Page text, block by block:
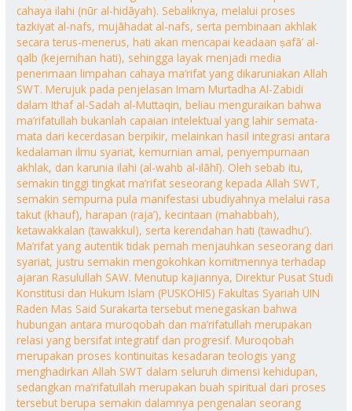
cahaya ilahi (nūr al-hidāyah). Sebaliknya, melalui proses
tazkiyat al-nafs, mujāhadat al-nafs, serta pembinaan akhlak
secara terus-menerus, hati akan mencapai keadaan ṣafā’ al-
qalb (kejernihan hati), sehingga layak menjadi media
penerimaan limpahan cahaya ma’rifat yang dikaruniakan Allah
SWT. Merujuk pada penjelasan Imam Murtadha Al-Zabidi
dalam Ithaf al-Sadah al-Muttaqin, beliau menguraikan bahwa
ma’rifatullah bukanlah capaian intelektual yang lahir semata-
mata dari kecerdasan berpikir, melainkan hasil integrasi antara
kedalaman ilmu syariat, kemurnian amal, penyempurnaan
akhlak, dan karunia ilahi (al-wahb al-ilāhī). Oleh sebab itu,
semakin tinggi tingkat ma’rifat seseorang kepada Allah SWT,
semakin sempurna pula manifestasi ubudiyahnya melalui rasa
takut (khauf), harapan (raja’), kecintaan (mahabbah),
ketawakkalan (tawakkul), serta kerendahan hati (tawadhu’).
Ma’rifat yang autentik tidak pernah menjauhkan seseorang dari
syariat, justru semakin mengokohkan komitmennya terhadap
ajaran Rasulullah SAW. Menutup kajiannya, Direktur Pusat Studi
Konstitusi dan Hukum Islam (PUSKOHIS) Fakultas Syariah UIN
Raden Mas Said Surakarta tersebut menegaskan bahwa
hubungan antara muroqobah dan ma’rifatullah merupakan
relasi yang bersifat integratif dan progresif. Muroqobah
merupakan proses kontinuitas kesadaran teologis yang
menghadirkan Allah SWT dalam seluruh dimensi kehidupan,
sedangkan ma’rifatullah merupakan buah spiritual dari proses
tersebut berupa semakin dalamnya pengenalan seorang